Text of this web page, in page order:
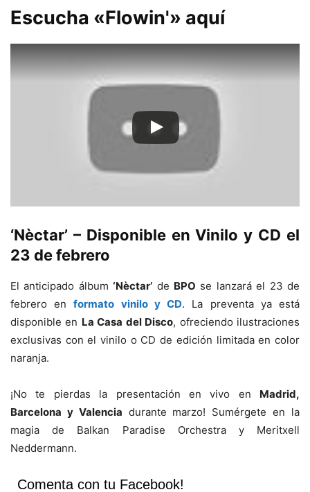
Escucha «Flowin'» aquí
‘Nèctar’ – Disponible en Vinilo y CD el
23 de febrero
El anticipado álbum‘Nèctar’ de BPO se lanzará el 23 de
febrero enformato vinilo y CD. La preventa ya está
disponible en La Casa del Disco, ofreciendo ilustraciones
exclusivas con el vinilo o CD de edición limitada en color
naranja.
¡No te pierdas la presentación en vivo en Madrid,
Barcelona y Valencia durante marzo! Sumérgete en la
magia de Balkan Paradise Orchestra y Meritxell
Neddermann.
Comenta con tu Facebook!